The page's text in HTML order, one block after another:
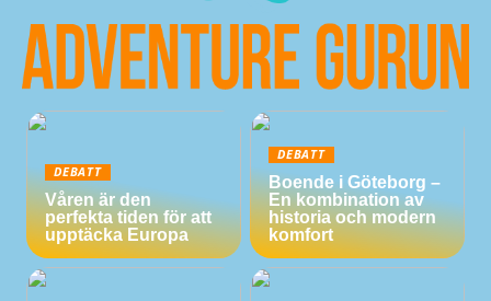
DEBATT
Våren är den
perfekta tiden för att
upptäcka Europa
DEBATT
Boende i Göteborg –
En kombination av
historia och modern
komfort